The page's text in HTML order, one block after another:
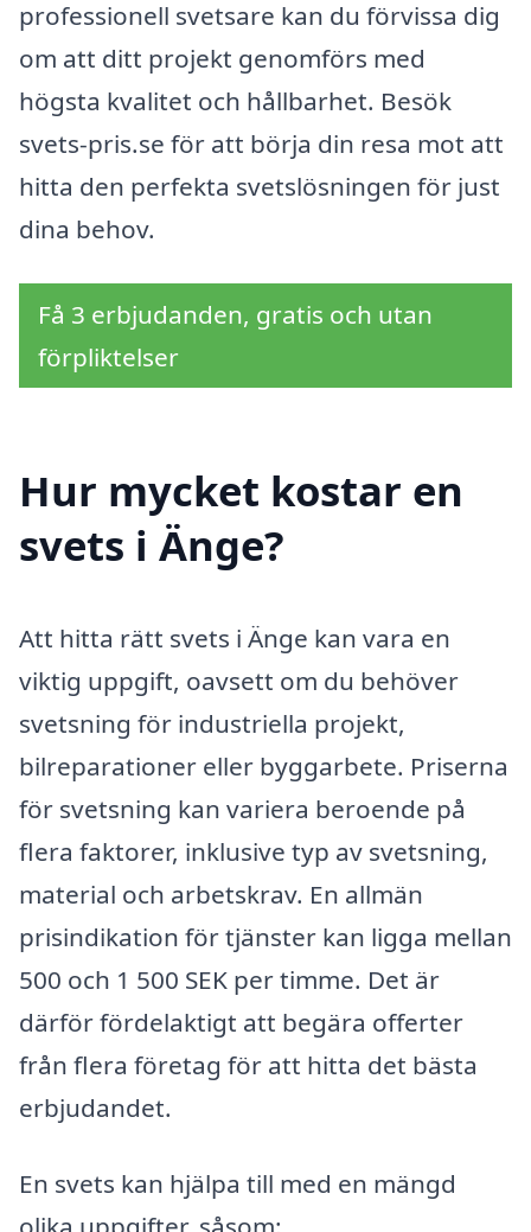
professionell svetsare kan du förvissa dig
om att ditt projekt genomförs med
högsta kvalitet och hållbarhet. Besök
svets-pris.se för att börja din resa mot att
hitta den perfekta svetslösningen för just
dina behov.
Få 3 erbjudanden, gratis och utan
förpliktelser
Hur mycket kostar en
svets i Änge?
Att hitta rätt svets i Änge kan vara en
viktig uppgift, oavsett om du behöver
svetsning för industriella projekt,
bilreparationer eller byggarbete. Priserna
för svetsning kan variera beroende på
flera faktorer, inklusive typ av svetsning,
material och arbetskrav. En allmän
prisindikation för tjänster kan ligga mellan
500 och 1 500 SEK per timme. Det är
därför fördelaktigt att begära offerter
från flera företag för att hitta det bästa
erbjudandet.
En svets kan hjälpa till med en mängd